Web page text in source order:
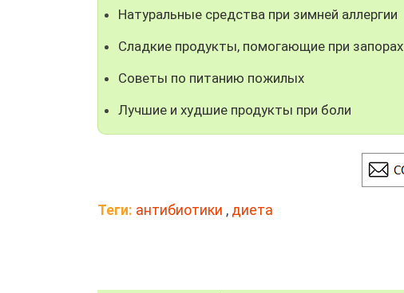
Натуральные средства при зимней аллергии
Сладкие продукты, помогающие при запорах
Советы по питанию пожилых
Лучшие и худшие продукты при боли
Теги: антибиотики , диета